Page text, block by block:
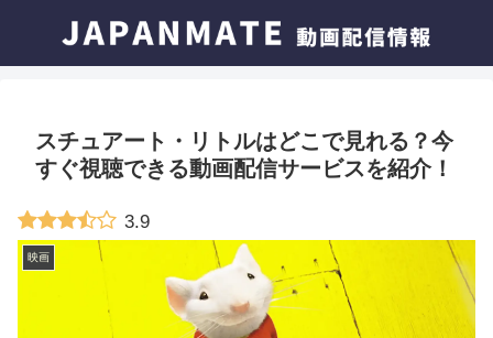
スチュアート・リトルはどこで見れる？今
すぐ視聴できる動画配信サービスを紹介！
3.9
映画